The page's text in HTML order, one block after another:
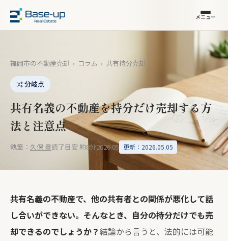
メニュー
福岡市の不動産売却 › コラム › 共有持分売却
分岐点
共有名義の不動産を持分だけ売却する方
法と注意点
執筆： 久保 塁読了目安 約8分2026.05 更新：2026.05.05
共有名義の不動産で、他の共有者との関係が悪化して話
し合いができない。そんなとき、自分の持分だけでも売
却できるのでしょうか？結論から言うと、法的には可能